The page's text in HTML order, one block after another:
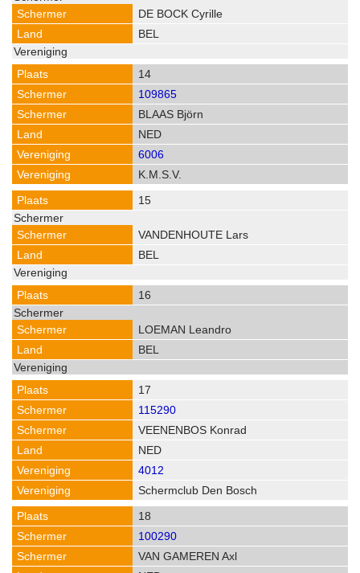
DE BOCK Cyrille
BEL
14
109865
BLAAS Björn
NED
6006
K.M.S.V.
15
VANDENHOUTE Lars
BEL
16
LOEMAN Leandro
BEL
17
115290
VEENENBOS Konrad
NED
4012
Schermclub Den Bosch
18
100290
VAN GAMEREN Axl